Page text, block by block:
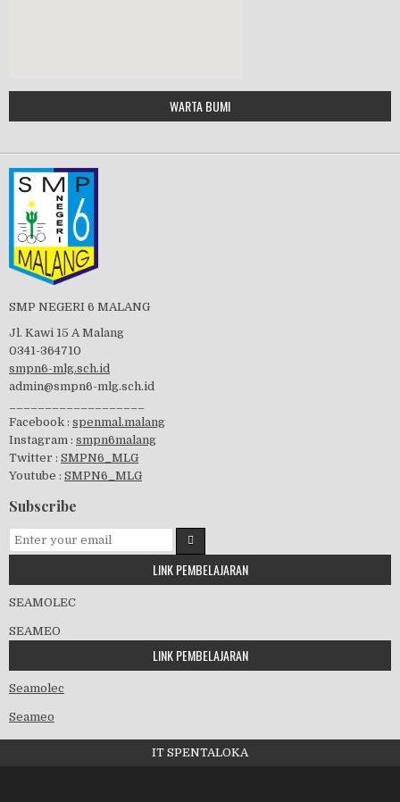
Tes Matrikulasi 2019
visitasi PPK 2019
GSF 2019
Pembagian Ijazah 2020
Workshop Penjaminan Mutu 2020
Google Maps Generator by
embedgooglemap.net
WARTA BUMI
SMP NEGERI 6 MALANG
Jl. Kawi 15 A Malang
0341-364710
smpn6-mlg.sch.id
admin@smpn6-mlg.sch.id
Facebook : spenmal.malang
Instagram : smpn6malang
Twitter : SMPN6_MLG
Youtube : SMPN6_MLG
Subscribe
LINK PEMBELAJARAN
SEAMOLEC
SEAMEO
LINK PEMBELAJARAN
Seamolec
Seameo
IT SPENTALOKA